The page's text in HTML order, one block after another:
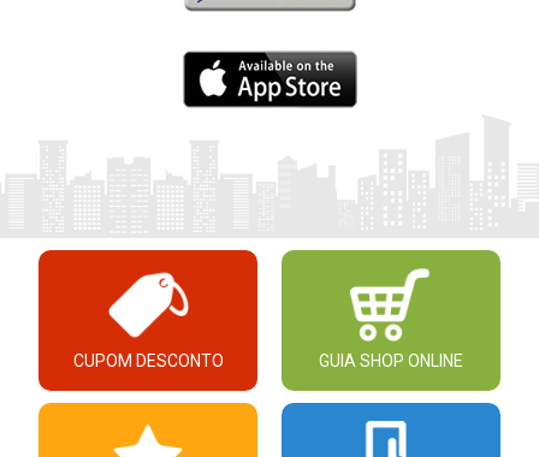
CUPOM DESCONTO GUIA SHOP ONLINE